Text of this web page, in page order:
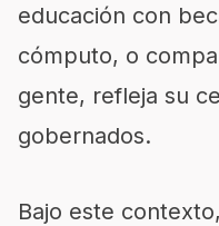
educación con
cómputo, o
gente, refleja su
gobernados.
Bajo este